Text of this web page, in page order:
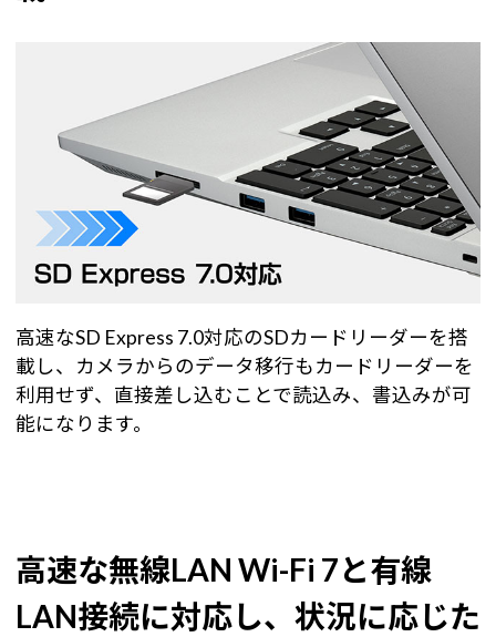
高速なSD Express 7.0対応のSDカードリーダーを搭
載し、カメラからのデータ移行もカードリーダーを
利用せず、直接差し込むことで読込み、書込みが可
能になります。
高速な無線LAN Wi-Fi 7と有線
LAN接続に対応し、状況に応じた